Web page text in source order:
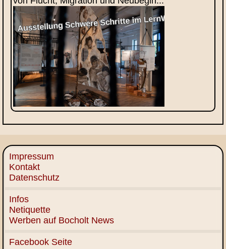
Impressum
Kontakt
Datenschutz
Infos
Netiquette
Werben auf Bocholt News
Facebook Seite